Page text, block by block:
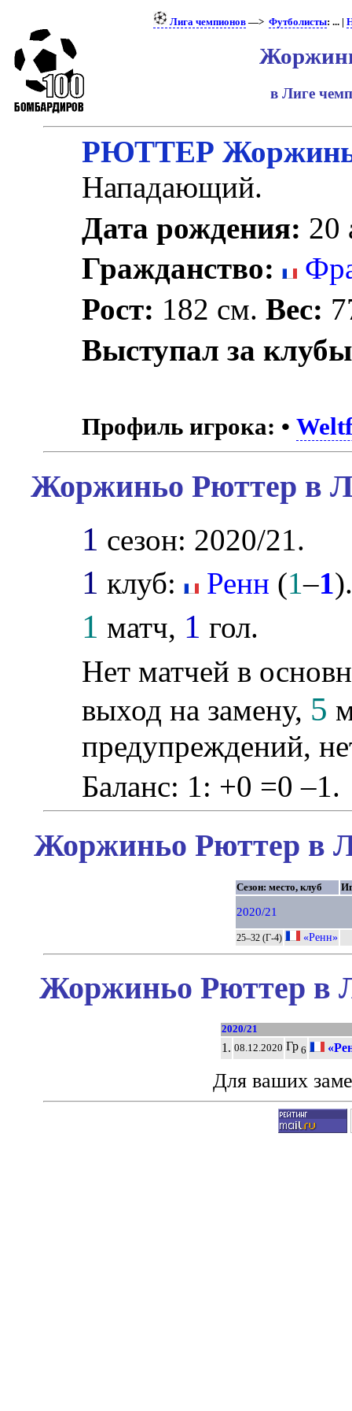
Лига чемпионов—> Футболисты: ... |
в Лиге
РЮТТЕР
Нападающий.
Дата рождения: 20
Гражданство:
Рост: 182 см.Вес:
Выступал за
Профиль игрока: •
Жоржиньо Рюттер в
1 сезон: 2020/21.
1 клуб: Ренн (1–1
1 матч, 1 гол.
Нет матчей в
выход на замену, 5
предупреждений,
Баланс: 1: +0 =0 –1.
Жоржиньо Рюттер в
Сезон: место, клуб
2020/21
25–32 (Г-4) «Ренн»
Жоржиньо Рюттер в
2020/21
1. 08.12.2020 Гр 6
Для ваших